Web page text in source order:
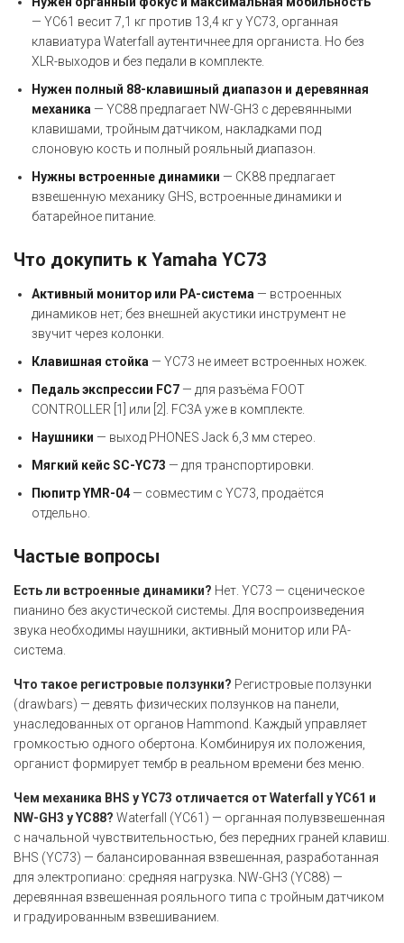
— YC61 весит 7,1 кг против 13,4 кг у YC73, органная
клавиатура Waterfall аутентичнее для органиста. Но без
XLR-выходов и без педали в комплекте.
Нужен полный 88-клавишный диапазон и деревянная
механика — YC88 предлагает NW-GH3 с деревянными
клавишами, тройным датчиком, накладками под
слоновую кость и полный рояльный диапазон.
Нужны встроенные динамики — CK88 предлагает
взвешенную механику GHS, встроенные динамики и
батарейное питание.
Что докупить к Yamaha YC73
Активный монитор или PA-система — встроенных
динамиков нет; без внешней акустики инструмент не
звучит через колонки.
Клавишная стойка — YC73 не имеет встроенных ножек.
Педаль экспрессии FC7 — для разъёма FOOT
CONTROLLER [1] или [2]. FC3A уже в комплекте.
Наушники — выход PHONES Jack 6,3 мм стерео.
Мягкий кейс SC-YC73 — для транспортировки.
Пюпитр YMR-04 — совместим с YC73, продаётся
отдельно.
Частые вопросы
Есть ли встроенные динамики? Нет. YC73 — сценическое
пианино без акустической системы. Для воспроизведения
звука необходимы наушники, активный монитор или PA-
система.
Что такое регистровые ползунки? Регистровые ползунки
(drawbars) — девять физических ползунков на панели,
унаследованных от органов Hammond. Каждый управляет
громкостью одного обертона. Комбинируя их положения,
органист формирует тембр в реальном времени без меню.
Чем механика BHS у YC73 отличается от Waterfall у YC61 и
NW-GH3 у YC88? Waterfall (YC61) — органная полувзвешенная
с начальной чувствительностью, без передних граней клавиш.
BHS (YC73) — балансированная взвешенная, разработанная
для электропиано: средняя нагрузка. NW-GH3 (YC88) —
деревянная взвешенная рояльного типа с тройным датчиком
и градуированным взвешиванием.